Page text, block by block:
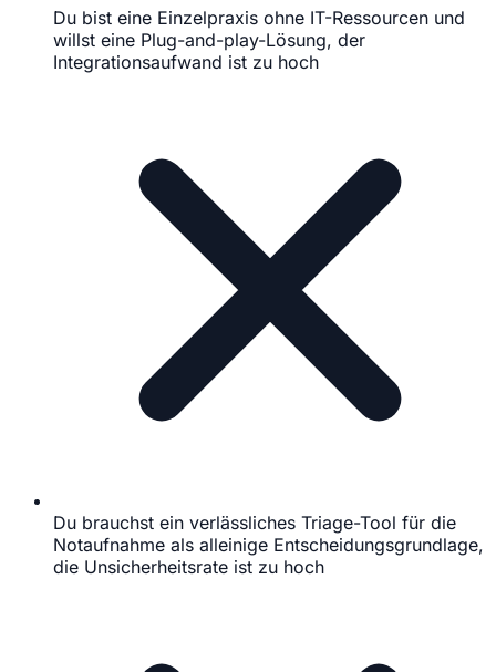
Du bist eine Einzelpraxis ohne IT-Ressourcen und
willst eine Plug-and-play-Lösung, der
Integrationsaufwand ist zu hoch
Du brauchst ein verlässliches Triage-Tool für die
Notaufnahme als alleinige Entscheidungsgrundlage,
die Unsicherheitsrate ist zu hoch